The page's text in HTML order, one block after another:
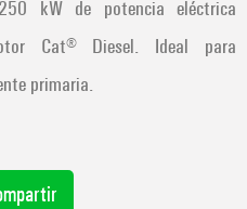
kW de potencia eléctrica
Cat® Diesel. Ideal para
primaria.